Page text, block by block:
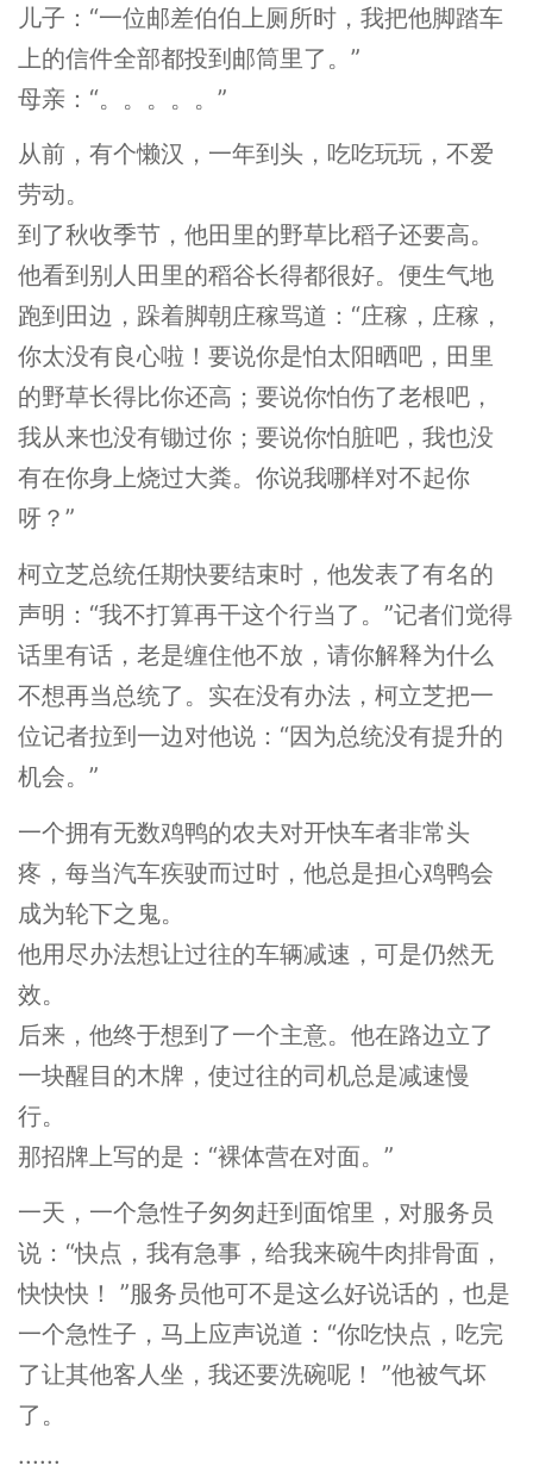
儿子：“一位邮差伯伯上厕所时，我把他脚踏车
上的信件全部都投到邮筒里了。”
母亲：“。。。。。”
从前，有个懒汉，一年到头，吃吃玩玩，不爱
劳动。
到了秋收季节，他田里的野草比稻子还要高。
他看到别人田里的稻谷长得都很好。便生气地
跑到田边，跺着脚朝庄稼骂道：“庄稼，庄稼，
你太没有良心啦！要说你是怕太阳晒吧，田里
的野草长得比你还高；要说你怕伤了老根吧，
我从来也没有锄过你；要说你怕脏吧，我也没
有在你身上烧过大粪。你说我哪样对不起你
呀？”
柯立芝总统任期快要结束时，他发表了有名的
声明：“我不打算再干这个行当了。”记者们觉得
话里有话，老是缠住他不放，请你解释为什么
不想再当总统了。实在没有办法，柯立芝把一
位记者拉到一边对他说：“因为总统没有提升的
机会。”
一个拥有无数鸡鸭的农夫对开快车者非常头
疼，每当汽车疾驶而过时，他总是担心鸡鸭会
成为轮下之鬼。
他用尽办法想让过往的车辆减速，可是仍然无
效。
后来，他终于想到了一个主意。他在路边立了
一块醒目的木牌，使过往的司机总是减速慢
行。
那招牌上写的是：“裸体营在对面。”
一天，一个急性子匆匆赶到面馆里，对服务员
说：“快点，我有急事，给我来碗牛肉排骨面，
快快快！ ”服务员他可不是这么好说话的，也是
一个急性子，马上应声说道：“你吃快点，吃完
了让其他客人坐，我还要洗碗呢！ ”他被气坏
了。
......